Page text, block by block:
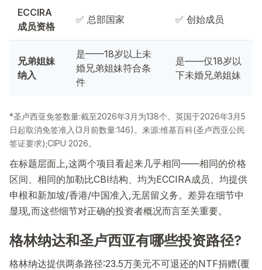
ECCIRA
成员资格
✅ 总部国家 ✅ 创始成员
兄弟姐妹
纳入
是——18岁以上未
婚兄弟姐妹符合条
件
是——仅18岁以
下未婚兄弟姐妹
*圣卢西亚免签数量:截至2026年3月为138个。英国于2026年3月5
日起取消免签准入(3月前数量:146)。来源:维基百科(圣卢西亚公民
签证要求);CIPU 2026。
在标题层面上,这两个项目看起来几乎相同——相同的价格
区间、相同的加勒比CBI结构、均为ECCIRA成员、均提供
申根和新加坡/香港/中国准入,无居留义务。差异在细节中
显现,而这些细节对正确的投资者概况而言至关重要。
格林纳达和圣卢西亚有哪些投资路径?
格林纳达提供两条路径:23.5万美元不可退还的NTF捐赠(覆